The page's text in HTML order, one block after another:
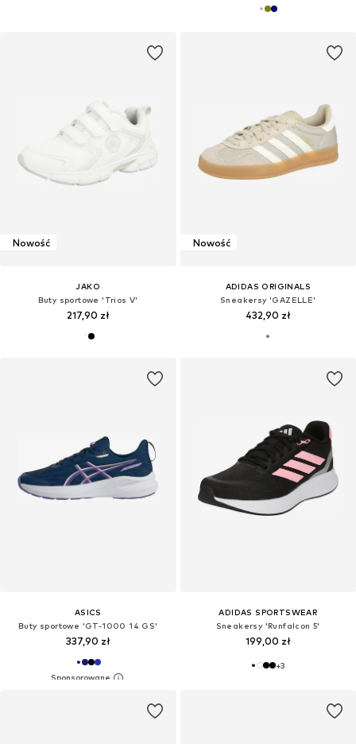
Nowość
JAKO
Buty sportowe 'Trios V'
217,90 zł
Nowość
ADIDAS ORIGINALS
Sneakersy 'GAZELLE'
432,90 zł
ASICS
Buty sportowe 'GT-1000 14 GS'
337,90 zł
ADIDAS SPORTSWEAR
Sneakersy 'Runfalcon 5'
199,00 zł
+3